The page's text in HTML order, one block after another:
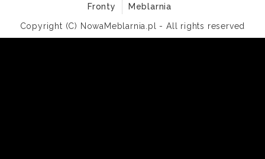
Fronty Meblarnia
Copyright (C) NowaMeblarnia.pl - All rights reserved